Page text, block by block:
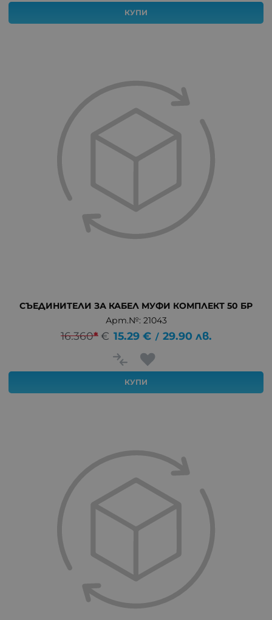
КУПИ
СЪЕДИНИТЕЛИ ЗА КАБЕЛ МУФИ КОМПЛЕКТ 50 БР
Арт.№: 21043
16.360* € 15.29 € / 29.90 лв.
КУПИ